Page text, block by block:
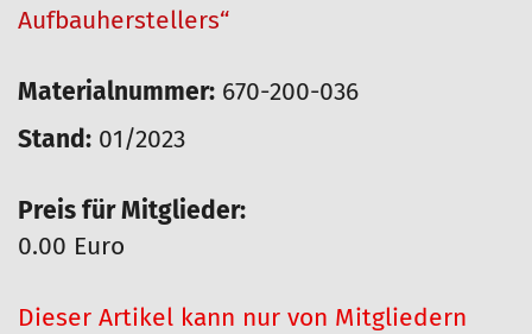
Aufbauherstellers“
Materialnummer: 670-200-036
Stand: 01/2023
Preis für Mitglieder:
0.00 Euro
Dieser Artikel kann nur von Mitgliedern